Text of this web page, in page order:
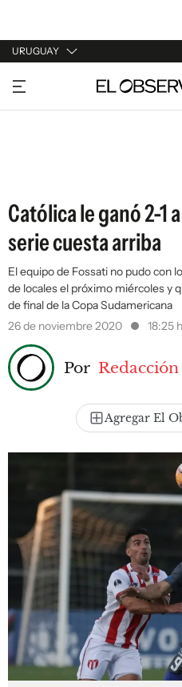
URUGUAY
URUGUAY
ARGENTINA
Católica le ganó 2-1
serie cuesta arriba
El equipo de Fossati no pudo con
de locales el próximo miércoles y
de final de la Copa Sudamericana
26 de noviembre 2020
18:25
Por Redacción
Agregar El